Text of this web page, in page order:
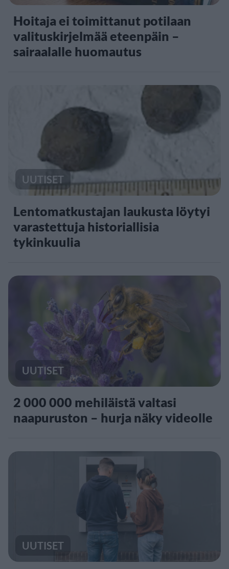
Hoitaja ei toimittanut potilaan
valituskirjelmää eteenpäin –
sairaalalle huomautus
UUTISET
Lentomatkustajan laukusta löytyi
varastettuja historiallisia
tykinkuulia
UUTISET
2 000 000 mehiläistä valtasi
naapuruston – hurja näky videolle
UUTISET